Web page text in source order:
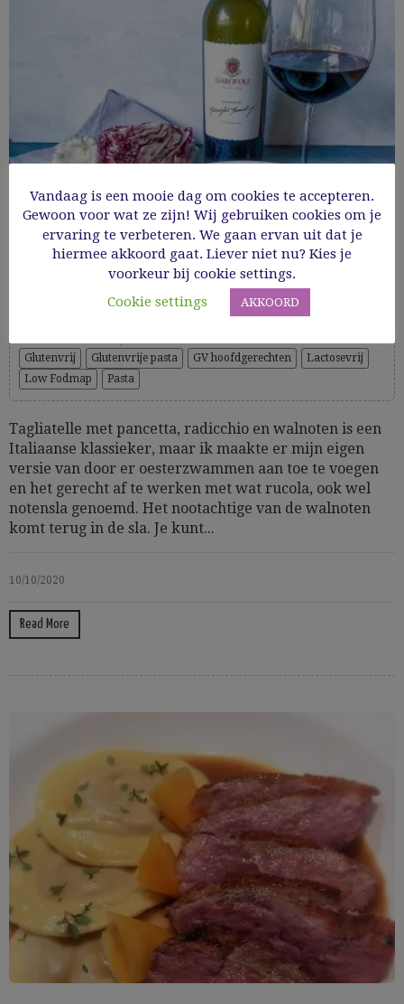
Tagliatelle met pancetta, radicchio,
walnoten en oesterzwammen
Glutenvrij
Glutenvrije pasta GV hoofdgerechten
Lactosevrij
Low Fodmap
Pasta
Tagliatelle met pancetta, radicchio en walnoten is een
Italiaanse klassieker, maar ik maakte er mijn eigen
versie van door er oesterzwammen aan toe te voegen
en het gerecht af te werken met wat rucola, ook wel
notensla genoemd. Het nootachtige van de walnoten
komt terug in de sla. Je kunt...
10/10/2020
Read More
Vandaag is een mooie dag om cookies te accepteren.
Gewoon voor wat ze zijn! Wij gebruiken cookies om je
ervaring te verbeteren. We gaan ervan uit dat je
hiermee akkoord gaat. Liever niet nu? Kies je
voorkeur bij cookie settings.
Cookie settings
AKKOORD